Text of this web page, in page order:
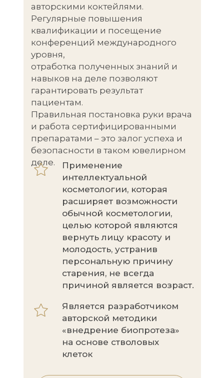
авторскими коктейлями.
Регулярные повышения
квалификации и посещение
конференций международного
уровня,
отработка полученных знаний и
навыков на деле позволяют
гарантировать результат
пациентам.
Правильная постановка руки врача
и работа сертифицированными
препаратами – это залог успеха и
безопасности в таком ювелирном
деле.
Применение
интеллектуальной
косметологии, которая
расширяет возможности
обычной косметологии,
целью которой являются
вернуть лицу красоту и
молодость, устранив
персональную причину
старения, не всегда
причиной является возраст.
Является разработчиком
авторской методики
«внедрение биопротеза»
на основе стволовых
клеток